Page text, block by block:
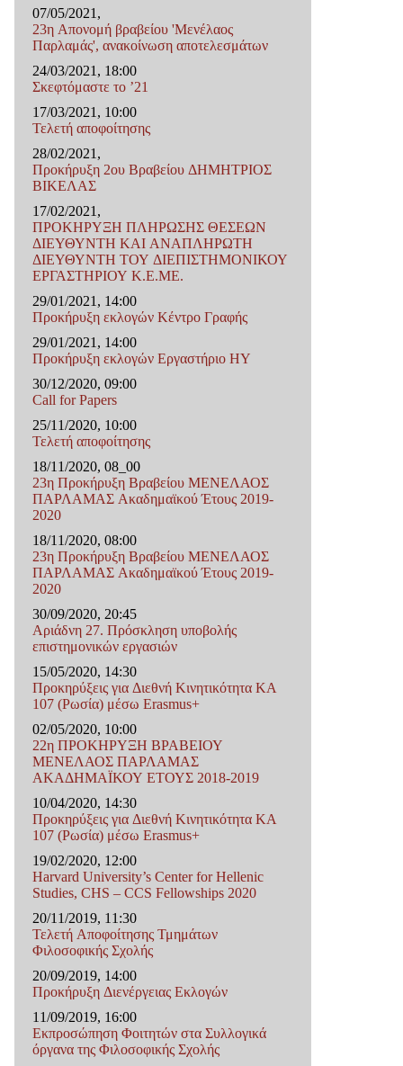
07/05/2021,
23η Απονομή βραβείου 'Μενέλαος
Παρλαμάς', ανακοίνωση αποτελεσμάτων
24/03/2021, 18:00
Σκεφτόμαστε το ’21
17/03/2021, 10:00
Τελετή αποφοίτησης
28/02/2021,
Προκήρυξη 2ου Βραβείου ΔΗΜΗΤΡΙΟΣ
ΒΙΚΕΛΑΣ
17/02/2021,
ΠΡΟΚΗΡΥΞΗ ΠΛΗΡΩΣΗΣ ΘΕΣΕΩΝ
ΔΙΕΥΘΥΝΤΗ ΚΑΙ ΑΝΑΠΛΗΡΩΤΗ
ΔΙΕΥΘΥΝΤΗ ΤΟΥ ΔΙΕΠΙΣΤΗΜΟΝΙΚΟΥ
ΕΡΓΑΣΤΗΡΙΟΥ Κ.Ε.ΜΕ.
29/01/2021, 14:00
Προκήρυξη εκλογών Κέντρο Γραφής
29/01/2021, 14:00
Προκήρυξη εκλογών Εργαστήριο ΗΥ
30/12/2020, 09:00
Call for Papers
25/11/2020, 10:00
Τελετή αποφοίτησης
18/11/2020, 08_00
23η Προκήρυξη Βραβείου ΜΕΝΕΛΑΟΣ
ΠΑΡΛΑΜΑΣ Ακαδημαϊκού Έτους 2019-
2020
18/11/2020, 08:00
23η Προκήρυξη Βραβείου ΜΕΝΕΛΑΟΣ
ΠΑΡΛΑΜΑΣ Ακαδημαϊκού Έτους 2019-
2020
30/09/2020, 20:45
Αριάδνη 27. Πρόσκληση υποβολής
επιστημονικών εργασιών
15/05/2020, 14:30
Προκηρύξεις για Διεθνή Κινητικότητα ΚΑ
107 (Ρωσία) μέσω Erasmus+
02/05/2020, 10:00
22η ΠΡΟΚΗΡΥΞΗ ΒΡΑΒΕΙΟΥ
ΜΕΝΕΛΑΟΣ ΠΑΡΛΑΜΑΣ
ΑΚΑΔΗΜΑΪΚΟΥ ΕΤΟΥΣ 2018-2019
10/04/2020, 14:30
Προκηρύξεις για Διεθνή Κινητικότητα ΚΑ
107 (Ρωσία) μέσω Erasmus+
19/02/2020, 12:00
Harvard University’s Center for Hellenic
Studies, CHS – CCS Fellowships 2020
20/11/2019, 11:30
Τελετή Αποφοίτησης Τμημάτων
Φιλοσοφικής Σχολής
20/09/2019, 14:00
Προκήρυξη Διενέργειας Εκλογών
11/09/2019, 16:00
Εκπροσώπηση Φοιτητών στα Συλλογικά
όργανα της Φιλοσοφικής Σχολής